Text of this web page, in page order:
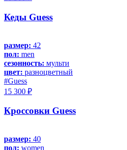
Кеды Guess
размер: 42
пол: men
сезонность: мульти
цвет: разноцветный
#Guess
15 300 ₽
Кроссовки Guess
размер: 40
пол: women